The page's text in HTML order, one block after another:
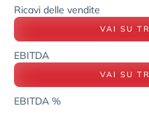
Ricavi delle vendite
VAI SU
EBITDA
VAI SU
EBITDA %